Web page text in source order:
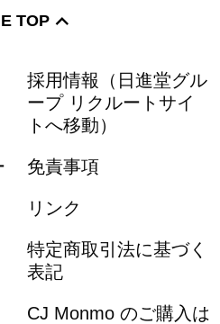
TOP
採用情報（日進堂グル
ープ リクルートサイ
トへ移動）
免責事項
リンク
特定商取引法に基づく
表記
CJ Monmo のご購入は